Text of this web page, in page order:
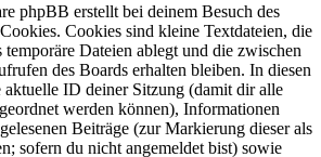
phpBB erstellt bei deinem Besuch des
Cookies sind kleine Textdateien, die
Dateien ablegt und die zwischen
des Boards erhalten bleiben. In diesen
aktuelle ID deiner Sitzung (damit dir alle
werden können), Informationen
Beiträge (zur Markierung dieser als
sofern du nicht angemeldet bist) sowie